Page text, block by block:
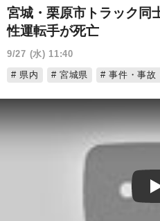
宮城・栗原市トラック
性運転手が死亡
9/27 (水) 11:40
県内
宮城県 事件・事故